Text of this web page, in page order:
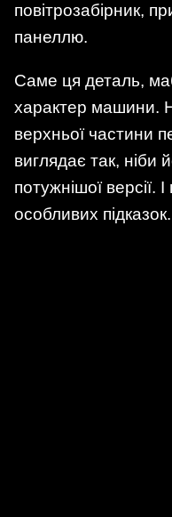
повітрозабірник,
панеллю.
Саме ця деталь,
характер машини.
верхньої частини
виглядає так, ніби
потужнішої версії.
особливих підказок.